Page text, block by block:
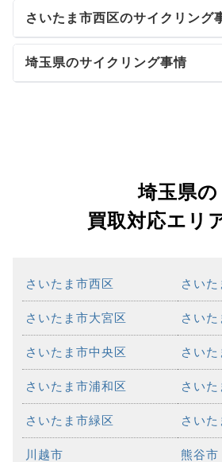
さいたま市西区のサイクリング
埼玉県のサイクリング事情
埼玉県の
買取対応エリ
さいたま市西区 さいた
さいたま市大宮区 さい
さいたま市中央区 さいた
さいたま市浦和区 さいた
さいたま市緑区 さい
川越市 熊谷市